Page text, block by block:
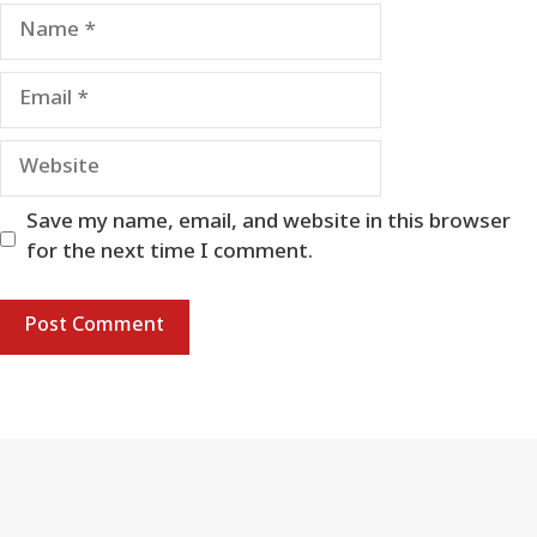
Name
Email
Website
Save my name, email, and website in this browser
for the next time I comment.